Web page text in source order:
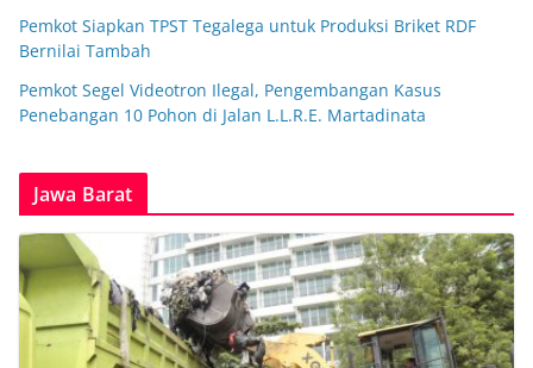
Pemkot Siapkan TPST Tegalega untuk Produksi Briket RDF
Bernilai Tambah
Pemkot Segel Videotron Ilegal, Pengembangan Kasus
Penebangan 10 Pohon di Jalan L.L.R.E. Martadinata
Jawa Barat